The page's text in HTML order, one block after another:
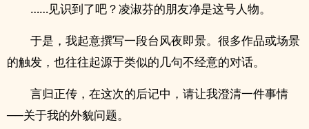
……见识到了吧？凌淑芬的朋友净是这号人物。
于是，我起意撰写一段台风夜即景。很多作品或场景
的触发，也往往起源于类似的几句不经意的对话。
言归正传，在这次的后记中，请让我澄清一件事情
──关于我的外貌问题。